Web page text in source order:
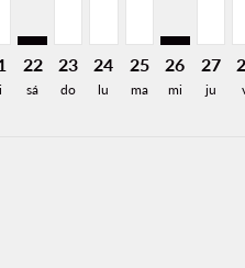
22
sá
23
do
24
lu
25
ma
26
mi
27
ju